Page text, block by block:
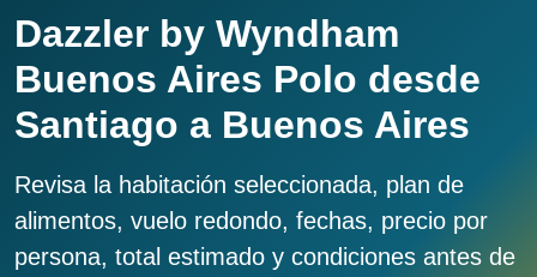
Dazzler by Wyndham
Buenos Aires Polo desde
Santiago a Buenos Aires
Revisa la habitación seleccionada, plan de
alimentos, vuelo redondo, fechas, precio por
persona, total estimado y condiciones antes de